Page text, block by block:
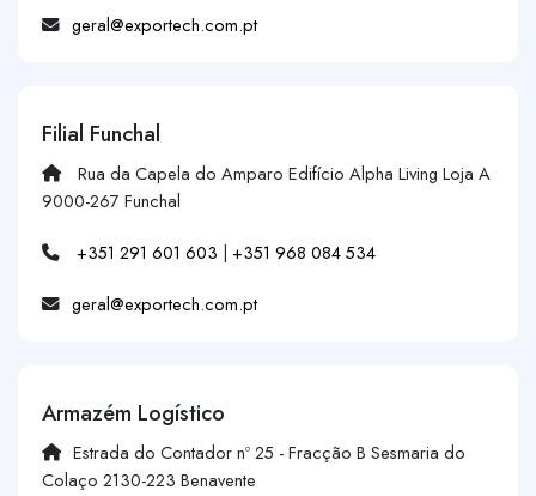
geral@exportech.com.pt
Filial Funchal
Rua da Capela do Amparo Edifício Alpha Living Loja A
9000-267 Funchal
+351 291 601 603 | +351 968 084 534
geral@exportech.com.pt
Armazém Logístico
Estrada do Contador nº 25 - Fracção B Sesmaria do
Colaço 2130-223 Benavente